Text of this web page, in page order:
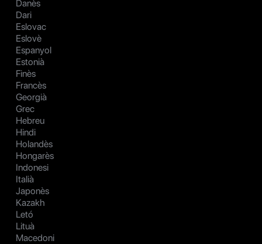
Danès
Dari
Eslovac
Eslovè
Espanyol
Estonià
Finès
Francès
Georgià
Grec
Hebreu
Hindi
Holandès
Hongarès
Indonesi
Italià
Japonès
Kazakh
Letó
Lituà
Macedoni